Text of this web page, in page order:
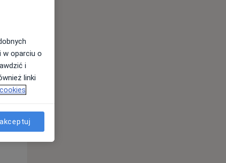
Śr,
12 Sie
w oparciu o
i
linki